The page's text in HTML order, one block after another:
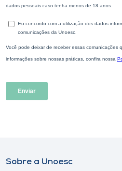
Sobre a Unoesc